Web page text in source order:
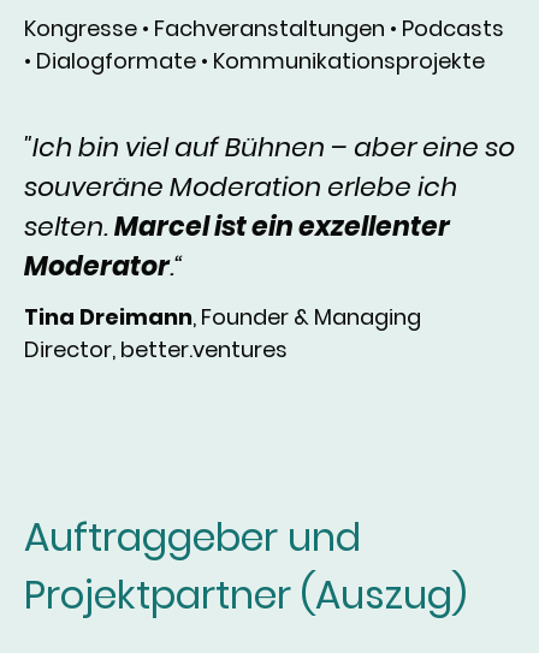
Kongresse • Fachveranstaltungen • Podcasts
• Dialogformate • Kommunikationsprojekte
"Ich bin viel auf Bühnen – aber eine so
souveräne Moderation erlebe ich
selten.Marcel ist ein exzellenter
Moderator.“
Tina Dreimann, Founder & Managing
Director, better.ventures
Auftraggeber und
Projektpartner (Auszug)